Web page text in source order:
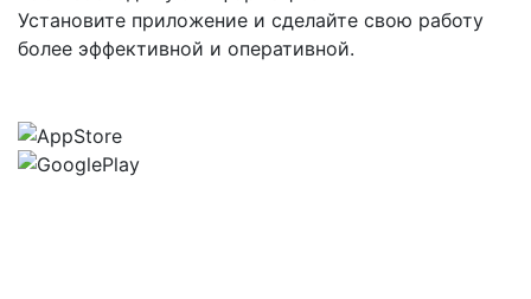
Установите приложение и сделайте свою работу
более эффективной и оперативной.